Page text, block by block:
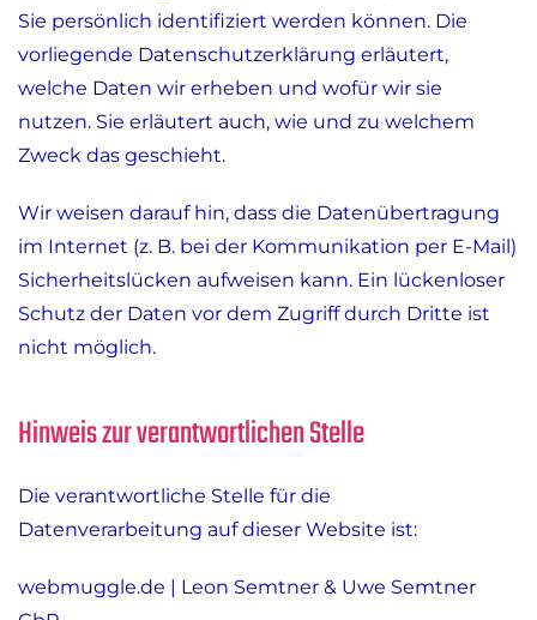
Sie persönlich identifiziert werden können. Die
vorliegende Datenschutzerklärung erläutert,
welche Daten wir erheben und wofür wir sie
nutzen. Sie erläutert auch, wie und zu welchem
Zweck das geschieht.
Wir weisen darauf hin, dass die Datenübertragung
im Internet (z. B. bei der Kommunikation per E-Mail)
Sicherheitslücken aufweisen kann. Ein lückenloser
Schutz der Daten vor dem Zugriff durch Dritte ist
nicht möglich.
Hinweis zur verantwortlichen Stelle
Die verantwortliche Stelle für die
Datenverarbeitung auf dieser Website ist:
webmuggle.de | Leon Semtner & Uwe Semtner